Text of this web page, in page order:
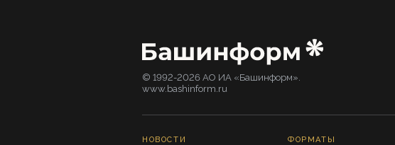
© 1992-2026 АО ИА «Башинформ».
www.bashinform.ru
НОВОСТИ ФОРМАТЫ